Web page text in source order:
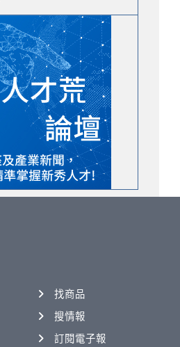
找商品
搜情報
訂閱電子報